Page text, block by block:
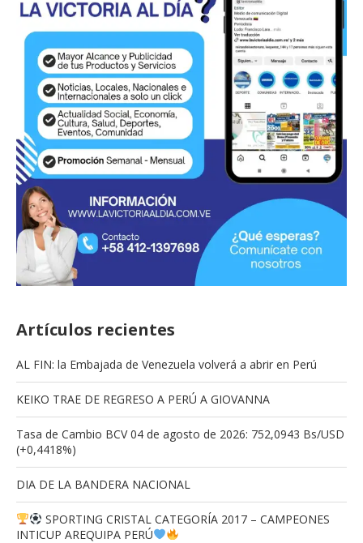
Artículos recientes
AL FIN: la Embajada de Venezuela volverá a abrir en Perú
KEIKO TRAE DE REGRESO A PERÚ A GIOVANNA
Tasa de Cambio BCV 04 de agosto de 2026: 752,0943 Bs/USD
(+0,4418%)
DIA DE LA BANDERA NACIONAL
SPORTING CRISTAL CATEGORÍA 2017 – CAMPEONES
INTICUP AREQUIPA PERÚ